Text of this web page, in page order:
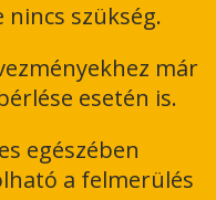
szükség.
már
esetén is.
egészében
a felmerülés